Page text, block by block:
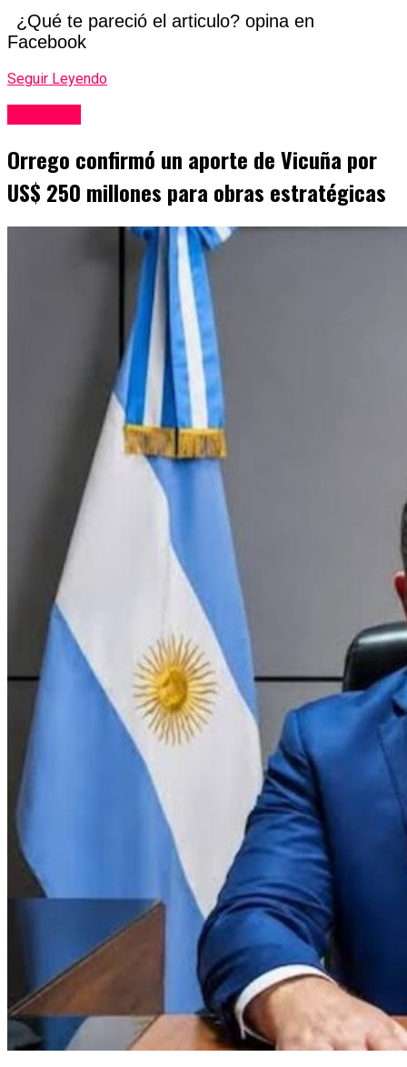
¿Qué te pareció el articulo? opina en
Facebook
Seguir Leyendo
Orrego confirmó un aporte de Vicuña por
US$ 250 millones para obras estratégicas